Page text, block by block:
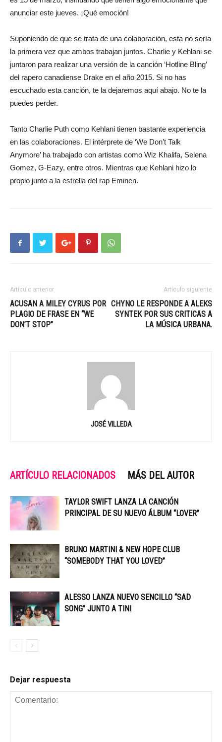
anunciar este jueves. ¡Qué emoción!
Suponiendo de que se trata de una colaboración, esta no sería
la primera vez que ambos trabajan juntos. Charlie y Kehlani se
juntaron para realizar una versión de la canción ‘Hotline Bling’
del rapero canadiense Drake en el año 2015. Si no has
escuchado esta canción, te la dejaremos aquí abajo. No te la
puedes perder.
Tanto Charlie Puth como Kehlani tienen bastante experiencia
en las colaboraciones. El intérprete de ‘We Don’t Talk
Anymore’ ha trabajado con artistas como Wiz Khalifa, Selena
Gomez, G-Eazy, entre otros. Mientras que Kehlani hizo lo
propio junto a la estrella del rap Eminen.
Artículo anterior
ACUSAN A MILEY CYRUS POR
PLAGIO DE FRASE EN “WE
DON’T STOP”
Artículo siguiente
CHYNO LE RESPONDE A ALEKS
SYNTEK POR SUS CRITICAS A
LA MÚSICA URBANA.
JOSÉ VILLEDA
ARTÍCULO RELACIONADOS MÁS DEL AUTOR
TAYLOR SWIFT LANZA LA CANCIÓN
PRINCIPAL DE SU NUEVO ÁLBUM “LOVER”
BRUNO MARTINI & NEW HOPE CLUB
“SOMEBODY THAT YOU LOVED”
ALESSO LANZA NUEVO SENCILLO “SAD
SONG” JUNTO A TINI
Dejar respuesta